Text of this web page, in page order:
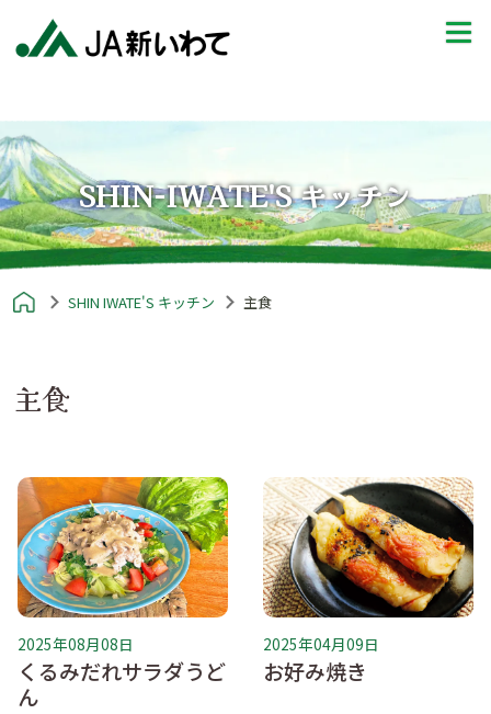
SHIN-IWATE'S キッチン
SHIN IWATE'S キッチン 主食
主食
2025年08月08日
くるみだれサラダうど
ん
2025年04月09日
お好み焼き